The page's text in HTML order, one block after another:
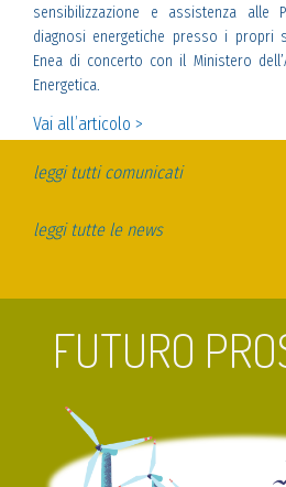
sensibilizzazione e assistenza alle
diagnosi energetiche presso i propri
Enea di concerto con il Ministero
Energetica.
Vai all’articolo >
leggi tutti comunicati
leggi tutte le news
FUTURO